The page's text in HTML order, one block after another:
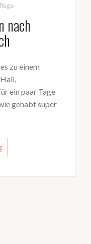
nach
zu einem
ein paar Tage
gehabt super